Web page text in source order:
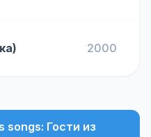
2000
Гости из